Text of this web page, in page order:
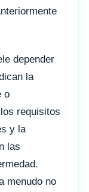
depender
la
o
requisitos
y la
las
menudo no